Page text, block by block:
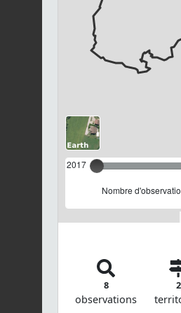
2017
Nombre
8
observations
2